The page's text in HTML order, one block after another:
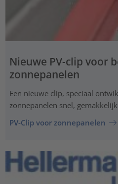
Nieuwe PV-clip voor
zonnepanelen
Een nieuwe clip, speciaal
zonnepanelen snel,
PV-Clip voor zonnepanelen